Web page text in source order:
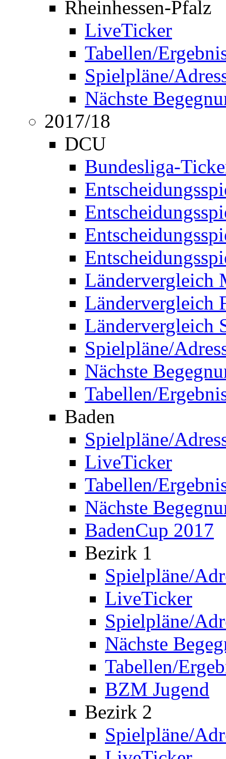
Rheinhessen-Pfalz
LiveTicker
Tabellen/
Spielpläne/
Nächste
2017/18
DCU
Bundesliga-
Ländervergleich
Ländervergleich
Ländervergleich
Spielpläne/
Nächste
Tabellen/
Baden
Spielpläne/
LiveTicker
Tabellen/
Nächste
BadenCup 2017
Bezirk 1
Spielpläne/
LiveTicker
Spielpläne/
Nächste
Tabellen/
BZM Jugend
Bezirk 2
Spielpläne/